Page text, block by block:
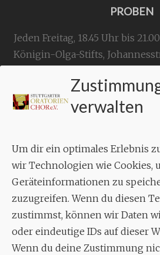
verwalten
Um dir ein optimales Erlebnis
wir Technologien wie Cookies,
Geräteinformationen zu
zuzugreifen. Wenn du diesen
zustimmst, können wir Daten
oder eindeutige IDs auf dieser
Wenn du deine Zustimmung
PROBEN
Jeden Freitag, 18.45 Uhr bis
Königin-Olga-Stifts,
KONTAKT
Aixheimer Str.
70619
MUSIK
Musikalischer
Enrico